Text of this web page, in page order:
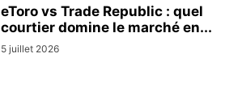
eToro vs Trade Republic : quel
courtier domine le marché en...
5 juillet 2026